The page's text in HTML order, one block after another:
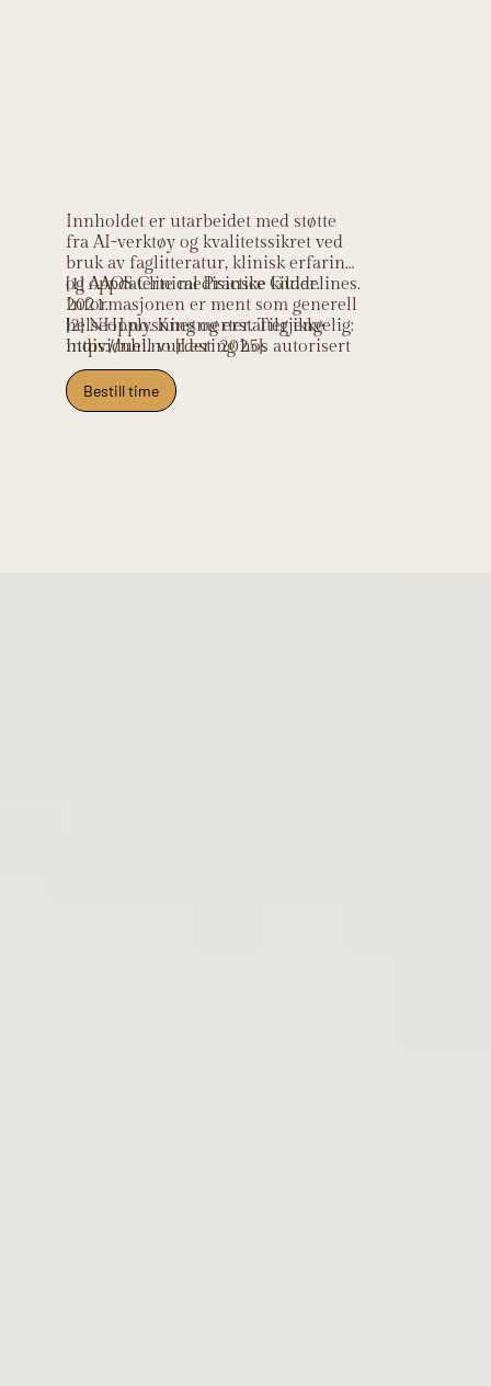
Innholdet er utarbeidet med støtte
fra AI-verktøy og kvalitetssikret ved
bruk av faglitteratur, klinisk erfaring
og oppdaterte medisinske kilder.
Informasjonen er ment som generell
helseopplysning og erstatter ikke
individuell vurdering hos autorisert
helsepersonell.
[1] AAOS Clinical Practice Guidelines.
2021.
[2] NHI.no. Knesmerter. Tilgjengelig:
https://nhi.no [Lest: 2025].
Bestill time